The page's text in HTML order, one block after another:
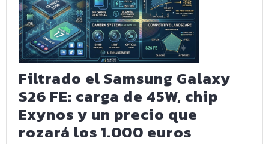
Filtrado el Samsung Galaxy
S26 FE: carga de 45W, chip
Exynos y un precio que
rozará los 1.000 euros